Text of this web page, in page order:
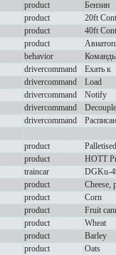
product
Бензин
product
20ft
product
40ft
product
behavior
drivercommand
Ехать к
drivercommand
Load
drivercommand
Notify
drivercommand
Decouple
drivercommand
product
product
HOTT
traincar
DGKu-
product
Cheese,
product
Corn
product
Fruit
product
Wheat
product
Barley
product
Oats